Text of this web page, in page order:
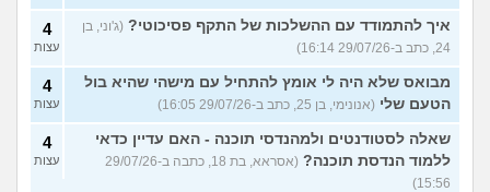
איך להתמודד עם ההשלכות של התקף פסיכוטי? (ג'וני, בן
24, כתב ב-29/07/26 16:14)
4
עצות
מבואס שלא היה לי אומץ להתחיל עם מישהי שהיא בול
הטעם שלי (אנונימי, בן 25, כתב ב-29/07/26 16:05)
4
עצות
שאלה לסטודנטים ולמהנדסי תוכנה - האם עדיין כדאי
ללמוד הנדסת תוכנה?
(אסראא, בת 18, כתבה ב-29/07/26
15:56)
4
עצות